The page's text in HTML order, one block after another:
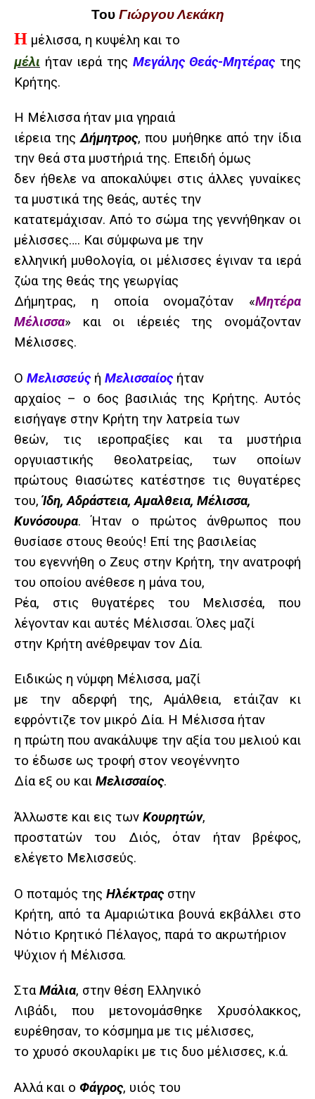
Του Γιώργου Λεκάκη
Η μέλισσα, η κυψέλη και το
μέλι ήταν ιερά της Μεγάλης Θεάς-Μητέρας της
Κρήτης.
Η Μέλισσα ήταν μια γηραιά
ιέρεια τηςΔήμητρος, που μυήθηκε από την ίδια
την θεά στα μυστήριά της. Επειδή όμως
δεν ήθελε να αποκαλύψει στις άλλες γυναίκες
τα μυστικά της θεάς, αυτές την
κατατεμάχισαν. Από το σώμα της γεννήθηκαν οι
μέλισσες…. Και σύμφωνα με την
ελληνική μυθολογία, οι μέλισσες έγιναν τα ιερά
ζώα της θεάς της γεωργίας
Δήμητρας, η οποία ονομαζόταν «Μητέρα
Μέλισσα» και οι ιέρειές της ονομάζονταν
Μέλισσες.
Ο Μελισσεύς ή Μελισσαίος ήταν
αρχαίος – ο 6ος βασιλιάς της Κρήτης. Αυτός
εισήγαγε στην Κρήτη την λατρεία των
θεών, τις ιεροπραξίες και τα μυστήρια
οργυιαστικής θεολατρείας, των οποίων
πρώτους θιασώτες κατέστησε τις θυγατέρες
του,Ίδη, Αδράστεια, Αμαλθεια, Μέλισσα,
Κυνόσουρα. Ήταν ο πρώτος άνθρωπος που
θυσίασε στους θεούς! Επί της βασιλείας
του εγεννήθη ο Ζευς στην Κρήτη, την ανατροφή
του οποίου ανέθεσε η μάνα του,
Ρέα, στις θυγατέρες του Μελισσέα, που
λέγονταν και αυτές Μέλισσαι. Όλες μαζί
στην Κρήτη ανέθρεψαν τον Δία.
Ειδικώς η νύμφη Μέλισσα, μαζί
με την αδερφή της, Αμάλθεια, ετάιζαν κι
εφρόντιζε τον μικρό Δία. Η Μέλισσα ήταν
η πρώτη που ανακάλυψε την αξία του μελιού και
το έδωσε ως τροφή στον νεογέννητο
Δία εξ ου και Μελισσαίος.
Άλλωστε και εις των Κουρητών,
προστατών του Διός, όταν ήταν βρέφος,
ελέγετο Μελισσεύς.
Ο ποταμός της Ηλέκτρας στην
Κρήτη, από τα Αμαριώτικα βουνά εκβάλλει στο
Νότιο Κρητικό Πέλαγος, παρά το ακρωτήριον
Ψύχιον ή Μέλισσα.
ΣταΜάλια, στην θέση Ελληνικό
Λιβάδι, που μετονομάσθηκε Χρυσόλακκος,
ευρέθησαν, το κόσμημα με τις μέλισσες,
το χρυσό σκουλαρίκι με τις δυο μέλισσες, κ.ά.
Αλλά και ο Φάγρος, υιός του